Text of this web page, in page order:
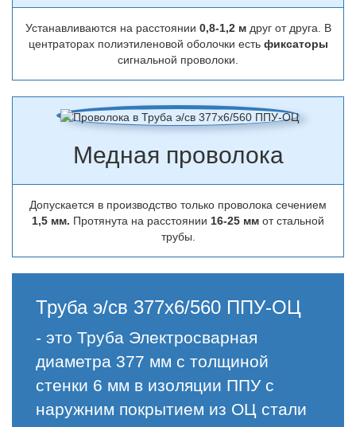
Устанавливаются на расстоянии 0,8-1,2 м друг от друга. В
центраторах полиэтиленовой оболочки есть фиксаторы
сигнальной проволоки.
Медная проволока
Допускается в производство только проволока сечением
1,5 мм. Протянута на расстоянии 16-25 мм от стальной
трубы.
Труба э/св 377х6/560 ППУ-ОЦ
- это Труба Электросварная
диаметра 377 мм с толщиной
стенки 6 мм в изоляции ППУ с
наружним покрытием из ОЦ стали